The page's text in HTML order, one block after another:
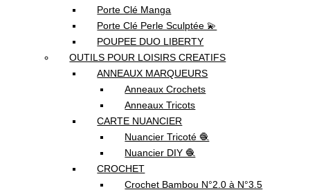
Porte Clé Manga
Porte Clé Perle Sculptée 💫
POUPEE DUO LIBERTY
OUTILS POUR LOISIRS CREATIFS
ANNEAUX MARQUEURS
Anneaux Crochets
Anneaux Tricots
CARTE NUANCIER
Nuancier Tricoté 🧶
Nuancier DIY 🧶
CROCHET
Crochet Bambou N°2.0 à N°3.5